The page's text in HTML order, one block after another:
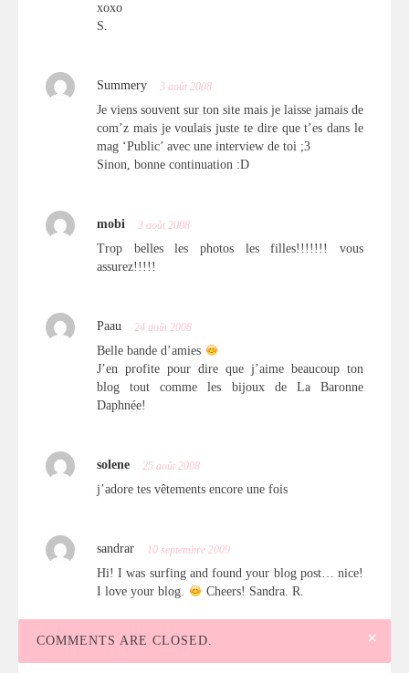
xoxo
S.
Summery 3 août 2008
Je viens souvent sur ton site mais je laisse jamais de
com’z mais je voulais juste te dire que t’es dans le
mag ‘Public’ avec une interview de toi ;3
Sinon, bonne continuation :D
mobi 3 août 2008
Trop belles les photos les filles!!!!!!! vous
assurez!!!!!
Paau 24 août 2008
Belle bande d’amies
J’en profite pour dire que j’aime beaucoup ton
blog tout comme les bijoux de La Baronne
Daphnée!
solene 25 août 2008
j’adore tes vêtements encore une fois
sandrar 10 septembre 2009
Hi! I was surfing and found your blog post… nice!
I love your blog.
Cheers! Sandra. R.
×
COMMENTS ARE CLOSED.